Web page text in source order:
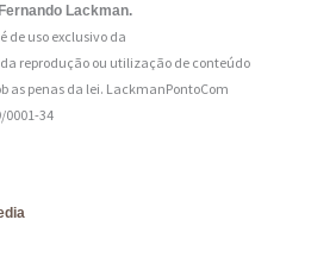
Lackman.
de uso exclusivo da
reprodução ou utilização de conteúdo
as penas da lei. LackmanPontoCom
0001-34